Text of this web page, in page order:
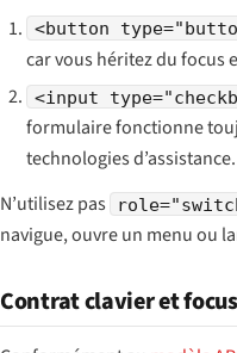
<button
car vous héritez du focus
<input
formulaire fonctionne
technologies d’assistance.
N’utilisez pas
navigue, ouvre un menu ou
Contrat clavier et focus